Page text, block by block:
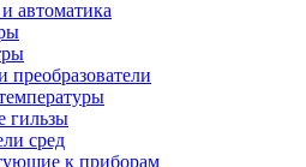
преобразователи
гильзы
сред
к приборам